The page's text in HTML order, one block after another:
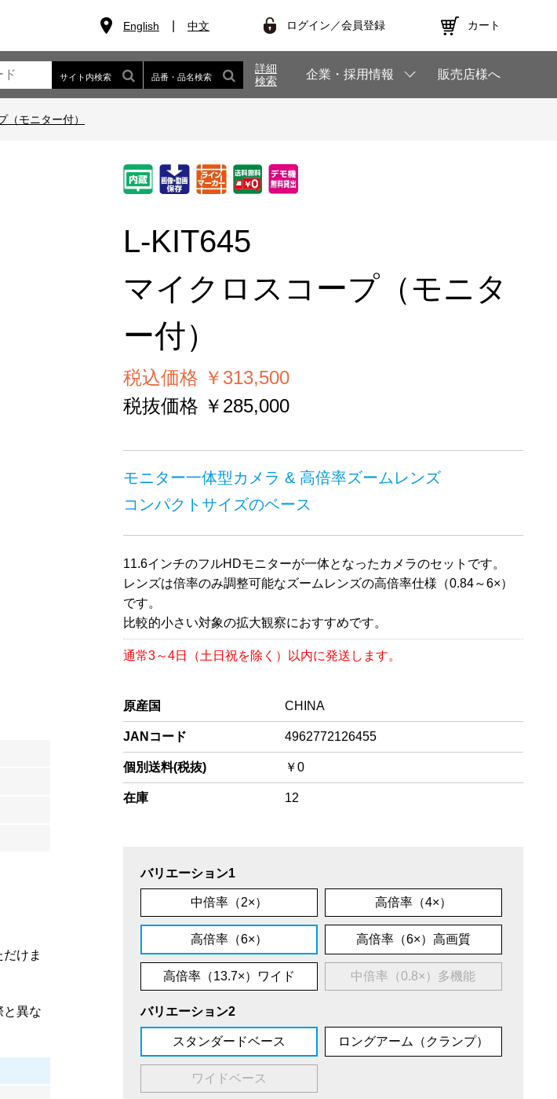
English 中文 ログイン／会員登録 カート
サイト内検索 品番・品名検索
詳細
検索
企業・採用情報 販売店様へ
（モニター付）
けま
と異な
L-KIT645
マイクロスコープ（モニタ
ー付）
税込価格 ￥313,500
税抜価格 ￥285,000
モニター一体型カメラ & 高倍率ズームレンズ
コンパクトサイズのベース
11.6インチのフルHDモニターが一体となったカメラのセットです。
レンズは倍率のみ調整可能なズームレンズの高倍率仕様（0.84～6×）
です。
比較的小さい対象の拡大観察におすすめです。
通常3～4日（土日祝を除く）以内に発送します。
原産国 CHINA
JANコード 4962772126455
個別送料(税抜) ￥0
在庫 12
バリエーション1
中倍率（2×） 高倍率（4×）
高倍率（6×） 高倍率（6×）高画質
高倍率（13.7×）ワイド 中倍率（0.8×）多機能
バリエーション2
スタンダードベース ロングアーム（クランプ）
ワイドベース